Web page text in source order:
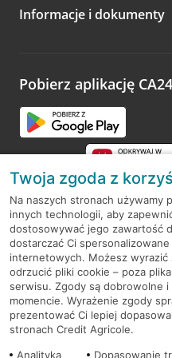
Zachęcamy do podzielenia
opinie.
Informacje i dokumenty
Pobierz aplikację
RODO
Regulamin serwisu
Mapa serwisu
PolitykaCookies
Twoja zgoda z
Na naszych stronach używamy
innych technologii, aby
dostosowywać jego zawartość
dostarczać Ci
internetowych. Możesz
odrzucić pliki cookie – poza
serwisu. Zgody są dobrowolne
momencie. Wyrażenie zgody
prezentować Ci lepiej
stronach Credit Agricole.
Analityka
Dopasowanie